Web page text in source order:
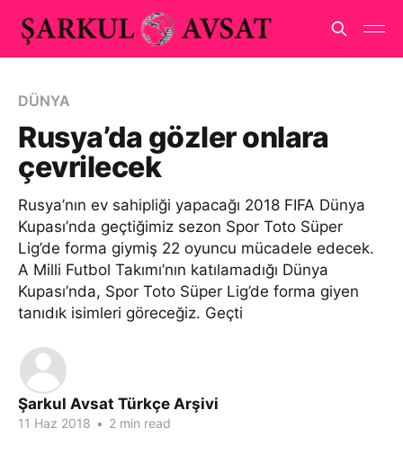
DÜNYA
Rusya’da gözler onlara
çevrilecek
Rusya’nın ev sahipliği yapacağı 2018 FIFA Dünya
Kupası’nda geçtiğimiz sezon Spor Toto Süper
Lig’de forma giymiş 22 oyuncu mücadele edecek.
A Milli Futbol Takımı’nın katılamadığı Dünya
Kupası’nda, Spor Toto Süper Lig’de forma giyen
tanıdık isimleri göreceğiz. Geçti
Şarkul Avsat Türkçe Arşivi
11 Haz 2018 • 2 min read